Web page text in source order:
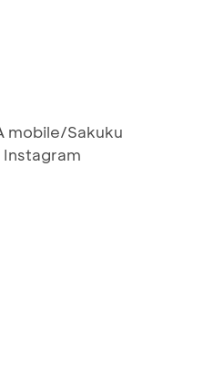
mobile/Sakuku
Instagram